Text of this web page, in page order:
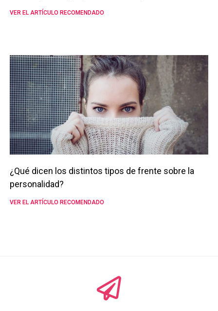
VER EL ARTÍCULO RECOMENDADO
¿Qué dicen los distintos tipos de frente sobre la
personalidad?
VER EL ARTÍCULO RECOMENDADO